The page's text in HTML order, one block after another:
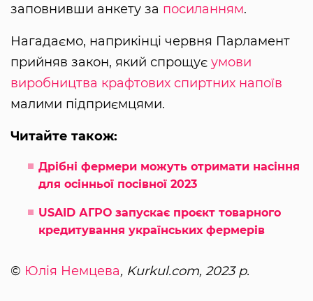
заповнивши анкету за посиланням.
Нагадаємо, наприкінці червня Парламент
прийняв закон, який спрощує умови
виробництва крафтових спиртних напоїв
малими підприємцями.
Читайте також:
Дрібні фермери можуть отримати насіння
для осінньої посівної 2023
USAID АГРО запускає проєкт товарного
кредитування українських фермерів
© Юлія Немцева, Kurkul.com, 2023 р.